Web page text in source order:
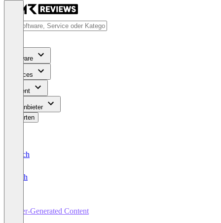
Software
Services
Content
Für Anbieter
Bewerten
Deutsch
English
User-Generated Content